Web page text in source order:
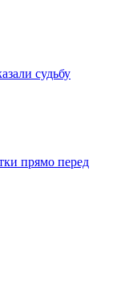
судьбу
прямо перед